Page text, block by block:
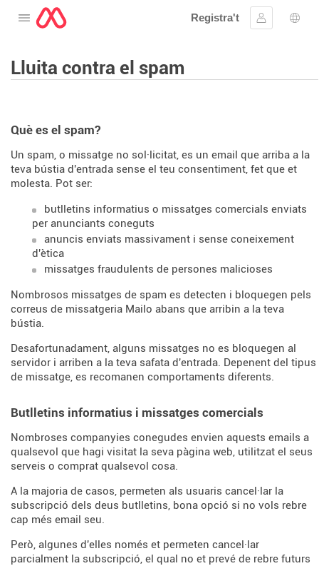
Obre el menú
Registra't
Inicia la
Lluita contra el spam
Què es el spam?
Un spam, o missatge no sol·licitat, es un email que arriba a la
teva bústia d'entrada sense el teu consentiment, fet que et
molesta. Pot ser:
butlletins informatius o missatges comercials enviats
per anunciants coneguts
anuncis enviats massivament i sense coneixement
d'ètica
missatges fraudulents de persones malicioses
Nombrosos missatges de spam es detecten i bloquegen pels
correus de missatgeria Mailo abans que arribin a la teva
bústia.
Desafortunadament, alguns missatges no es bloquegen al
servidor i arriben a la teva safata d'entrada. Depenent del tipus
de missatge, es recomanen comportaments diferents.
Butlletins informatius i missatges comercials
Nombroses companyies conegudes envien aquests emails a
qualsevol que hagi visitat la seva pàgina web, utilitzat el seus
serveis o comprat qualsevol cosa.
A la majoria de casos, permeten als usuaris cancel·lar la
subscripció dels deus butlletins, bona opció si no vols rebre
cap més email seu.
Però, algunes d'elles només et permeten cancel·lar
parcialment la subscripció, el qual no et prevé de rebre futurs